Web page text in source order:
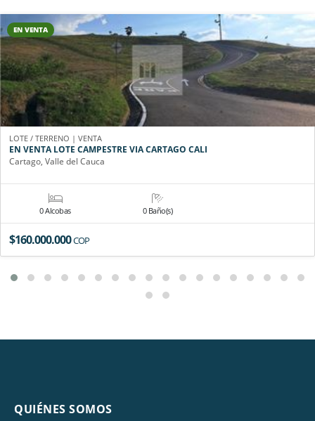
EN VENTA
LOTE / TERRENO | VENTA
EN VENTA LOTE CAMPESTRE VIA CARTAGO CALI
Cartago, Valle del Cauca
0 Alcobas 0 Baño(s)
$160.000.000COP
QUIÉNES SOMOS